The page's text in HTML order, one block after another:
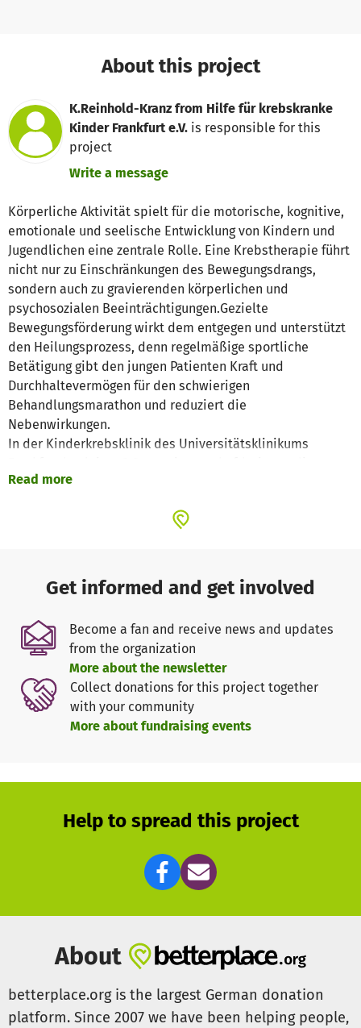
About this project
K.Reinhold-Kranz from Hilfe für krebskranke
Kinder Frankfurt e.V. is responsible for this
project
Write a message
Körperliche Aktivität spielt für die motorische, kognitive,
emotionale und seelische Entwicklung von Kindern und
Jugendlichen eine zentrale Rolle. Eine Krebstherapie führt
nicht nur zu Einschränkungen des Bewegungsdrangs,
sondern auch zu gravierenden körperlichen und
psychosozialen Beeinträchtigungen.Gezielte
Bewegungsförderung wirkt dem entgegen und unterstützt
den Heilungsprozess, denn regelmäßige sportliche
Betätigung gibt den jungen Patienten Kraft und
Durchhaltevermögen für den schwierigen
Behandlungsmarathon und reduziert die
Nebenwirkungen.
In der Kinderkrebsklinik des Universitätsklinikums
jungen Patienten mit einer entwicklungsspezifischen,
Behandlung. Die Kosten für das laufende Projekt sowie
krebskranke Kinder Frankfurt e. V."
Die Sporttherapie wird von den Krankenkassen (noch)
nicht finanziert. Deshalb werden Spenden benötigt, damit
auch künftig alle krebskranken Kinder und Jugendlichen in
Frankfurt von diesem Projekt profitieren können.
Read more
Get informed and get involved
Become a fan and receive news and updates
from the organization
More about the newsletter
Collect donations for this project together
with your community
More about fundraising events
Help to spread this project
About
betterplace.org is the largest German donation
platform. Since 2007 we have been helping people,